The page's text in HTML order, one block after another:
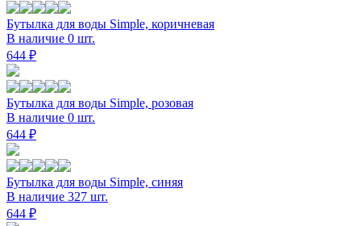
Бутылка для воды Simple, коричневая
В наличие 0 шт.
644 ₽
Бутылка для воды Simple, розовая
В наличие 0 шт.
644 ₽
Бутылка для воды Simple, синяя
В наличие 327 шт.
644 ₽